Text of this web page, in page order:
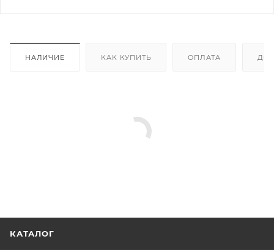
НАЛИЧИЕ КАК КУПИТЬ ОПЛАТА
КАТАЛОГ